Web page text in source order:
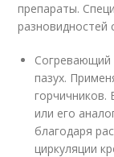
препараты.
разновидностей
Согревающий
пазух.
горчичников.
или его
благодаря
циркуляции